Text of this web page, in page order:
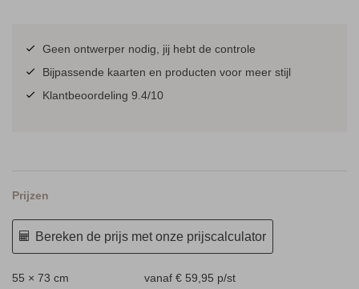
Geen ontwerper nodig, jij hebt de controle
Bijpassende kaarten en producten voor meer stijl
Klantbeoordeling 9.4/10
Prijzen
Bereken de prijs met onze prijscalculator
55 × 73 cm vanaf € 59,95 p/st